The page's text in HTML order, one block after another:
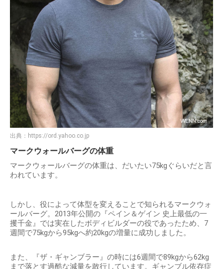
出典： https://ord.yahoo.co.jp
マークウォールバーグの体重
マークウォールバーグの体重は、だいたい75kgぐらいだと言
われています。
しかし、役によって体型を変えることで知られるマークウォ
ールバーグ。2013年公開の『ペイン＆ゲイン 史上最低の一
攫千金』では実在したボディビルダーの役であったため、7
週間で75kgから95kgへ約20kgの増量に成功しました。
また、『ザ・ギャンブラー』の時には6週間で89kgから62kg
まで落とす過酷な減量を敢行しています。ギャンブル依存症